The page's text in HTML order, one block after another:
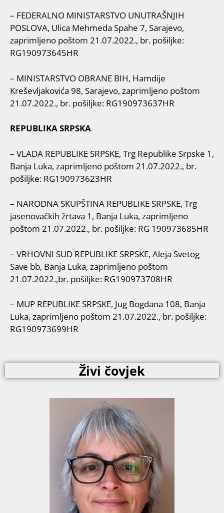
– FEDERALNO MINISTARSTVO UNUTRAŠNJIH
POSLOVA, Ulica Mehmeda Spahe 7, Sarajevo,
zaprimljeno poštom 21.07.2022., br. pošiljke:
RG190973645HR
– MINISTARSTVO OBRANE BIH, Hamdije
Kreševljakovića 98, Sarajevo, zaprimljeno poštom
21.07.2022., br. pošiljke: RG190973637HR
REPUBLIKA SRPSKA
– VLADA REPUBLIKE SRPSKE, Trg Republike Srpske 1,
Banja Luka, zaprimljeno poštom 21.07.2022., br.
pošiljke: RG190973623HR
– NARODNA SKUPŠTINA REPUBLIKE SRPSKE, Trg
jasenovačkih žrtava 1, Banja Luka, zaprimljeno
poštom 21.07.2022., br. pošiljke: RG 190973685HR
– VRHOVNI SUD REPUBLIKE SRPSKE, Aleja Svetog
Save bb, Banja Luka, zaprimljeno poštom
21.07.2022.,br. pošiljke: RG190973708HR
– MUP REPUBLIKE SRPSKE, Jug Bogdana 108, Banja
Luka, zaprimljeno poštom 21.07.2022., br. pošiljke:
RG190973699HR
Živi čovjek